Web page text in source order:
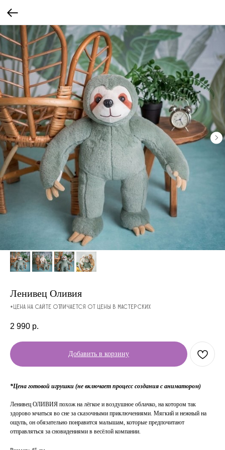
Ленивец Оливия
*Цена на сайте отличается от цены в мастерских
2 990 р.
Добавить в корзину
*Цена готовой игрушки (не включает процесс создания с аниматором)
Ленивец ОЛИВИЯ похож на лёгкое и воздушное облачко, на котором так
здорово мчаться во сне за сказочными приключениями. Мягкий и нежный на
ощупь, он обязательно понравится малышам, которые предпочитают
отправляться за сновидениями в весёлой компании.